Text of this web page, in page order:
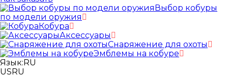
Выбор кобуры
по модели оружия
Кобура
Аксессуары
Снаряжение для охоты
Эмблемы на кобуре
Язык: RU
US RU